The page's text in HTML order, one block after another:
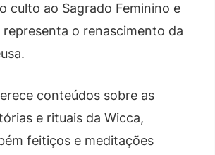
culto ao Sagrado Feminino e
representa o renascimento da
conteúdos sobre as
e rituais da Wicca,
feitiços e meditações